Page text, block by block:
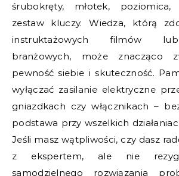
śrubokręty, młotek,
zestaw kluczy. Wiedza, którą
instruktażowych filmów
branżowych, może znacząco
pewność siebie i skuteczność.
wyłączać zasilanie elektryczne
gniazdkach czy włącznikach –
podstawa przy wszelkich
Jeśli masz wątpliwości, czy dasz
z ekspertem, ale nie
samodzielnego rozwiązania